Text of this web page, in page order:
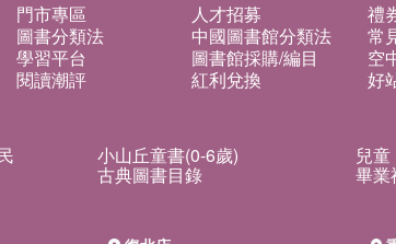
門市專區 人才招募 禮
圖書分類法 中國圖書館分類法 常
學習平台 圖書館採購/編目 空
閱讀潮評 紅利兌換 好
小山丘童書(0-6歲) 兒
古典圖書目錄 畢業